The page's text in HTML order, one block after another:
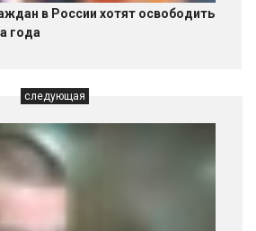
в России хотят освободить
года
следующая